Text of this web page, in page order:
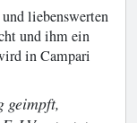
liebenswerten
und ihm ein
in Campari
geimpft,